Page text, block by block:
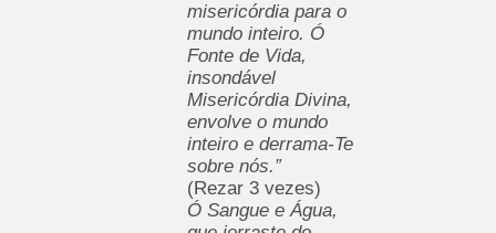
misericórdia para o
mundo inteiro. Ó
Fonte de Vida,
insondável
Misericórdia Divina,
envolve o mundo
inteiro e derrama-Te
sobre nós.”
(Rezar 3 vezes)
Ó Sangue e Água,